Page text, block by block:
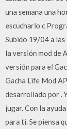
una semana una
escucharlo c
Subido 19/04 a
la versión mod de
versión para el
Gacha Life Mod
desarrollado por .
jugar. Con la
para ti. Se piensa